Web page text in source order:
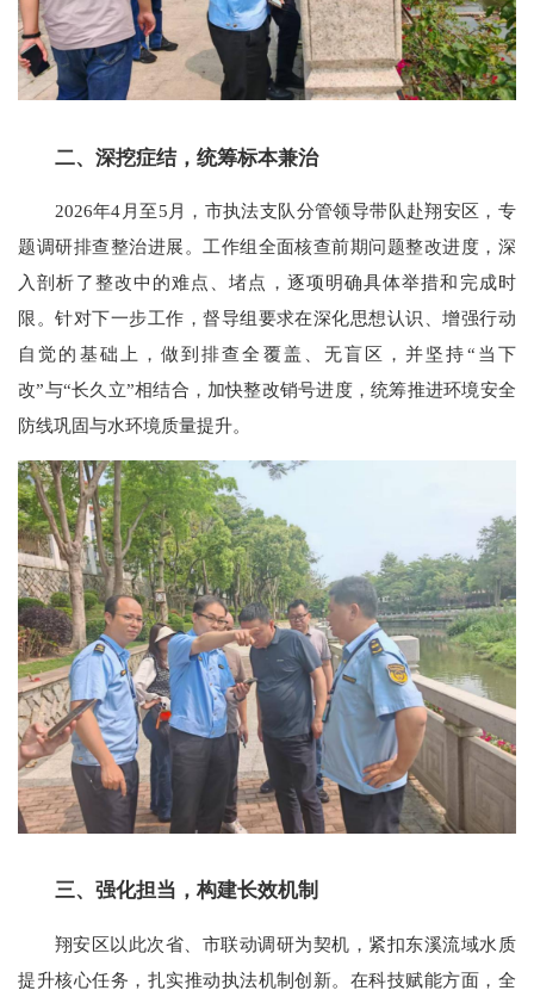
二、深挖症结，统筹标本兼治
2026年4月至5月，市执法支队分管领导带队赴翔安区，专
题调研排查整治进展。工作组全面核查前期问题整改进度，深
入剖析了整改中的难点、堵点，逐项明确具体举措和完成时
限。针对下一步工作，督导组要求在深化思想认识、增强行动
自觉的基础上，做到排查全覆盖、无盲区，并坚持“当下
改”与“长久立”相结合，加快整改销号进度，统筹推进环境安全
防线巩固与水环境质量提升。
三、强化担当，构建长效机制
翔安区以此次省、市联动调研为契机，紧扣东溪流域水质
提升核心任务，扎实推动执法机制创新。在科技赋能方面，全